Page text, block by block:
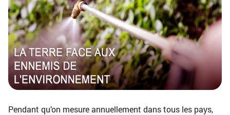
Pendant qu’on mesure annuellement dans tous les pays,